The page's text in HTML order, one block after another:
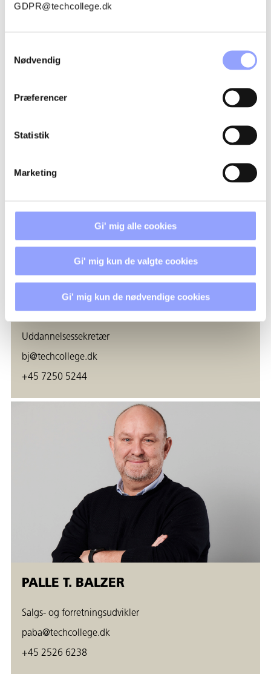
GDPR@techcollege.dk
Nødvendig
Præferencer
Statistik
Marketing
Gi' mig alle cookies
Gi' mig kun de valgte cookies
Gi' mig kun de nødvendige cookies
KONTAKTPERSONER
Uddannelsessekretær
bj@techcollege.dk
+45 7250 5244
PALLE T. BALZER
Salgs- og forretningsudvikler
paba@techcollege.dk
+45 2526 6238